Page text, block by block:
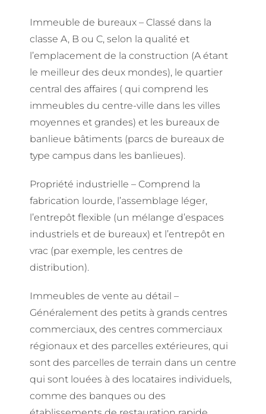
Immeuble de bureaux – Classé dans la
classe A, B ou C, selon la qualité et
l’emplacement de la construction (A étant
le meilleur des deux mondes), le quartier
central des affaires ( qui comprend les
immeubles du centre-ville dans les villes
moyennes et grandes) et les bureaux de
banlieue bâtiments (parcs de bureaux de
type campus dans les banlieues).
Propriété industrielle – Comprend la
fabrication lourde, l’assemblage léger,
l’entrepôt flexible (un mélange d’espaces
industriels et de bureaux) et l’entrepôt en
vrac (par exemple, les centres de
distribution).
Immeubles de vente au détail –
Généralement des petits à grands centres
commerciaux, des centres commerciaux
régionaux et des parcelles extérieures, qui
sont des parcelles de terrain dans un centre
qui sont louées à des locataires individuels,
comme des banques ou des